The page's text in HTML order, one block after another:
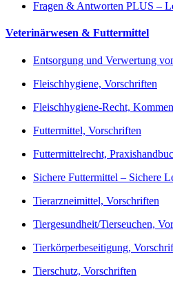
Fragen & Antworten PLUS –
Veterinärwesen & Futtermittel
Entsorgung und Verwertung
Fleischhygiene, Vorschriften
Fleischhygiene-Recht,
Futtermittel, Vorschriften
Futtermittelrecht,
Sichere Futtermittel – Sichere
Tierarzneimittel, Vorschriften
Tiergesundheit/Tierseuchen,
Tierkörperbeseitigung,
Tierschutz, Vorschriften